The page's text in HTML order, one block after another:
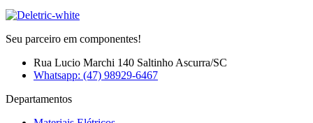
Seu parceiro em componentes!
Rua Lucio Marchi 140 Saltinho Ascurra/SC
Whatsapp: (47) 98929-6467
Departamentos